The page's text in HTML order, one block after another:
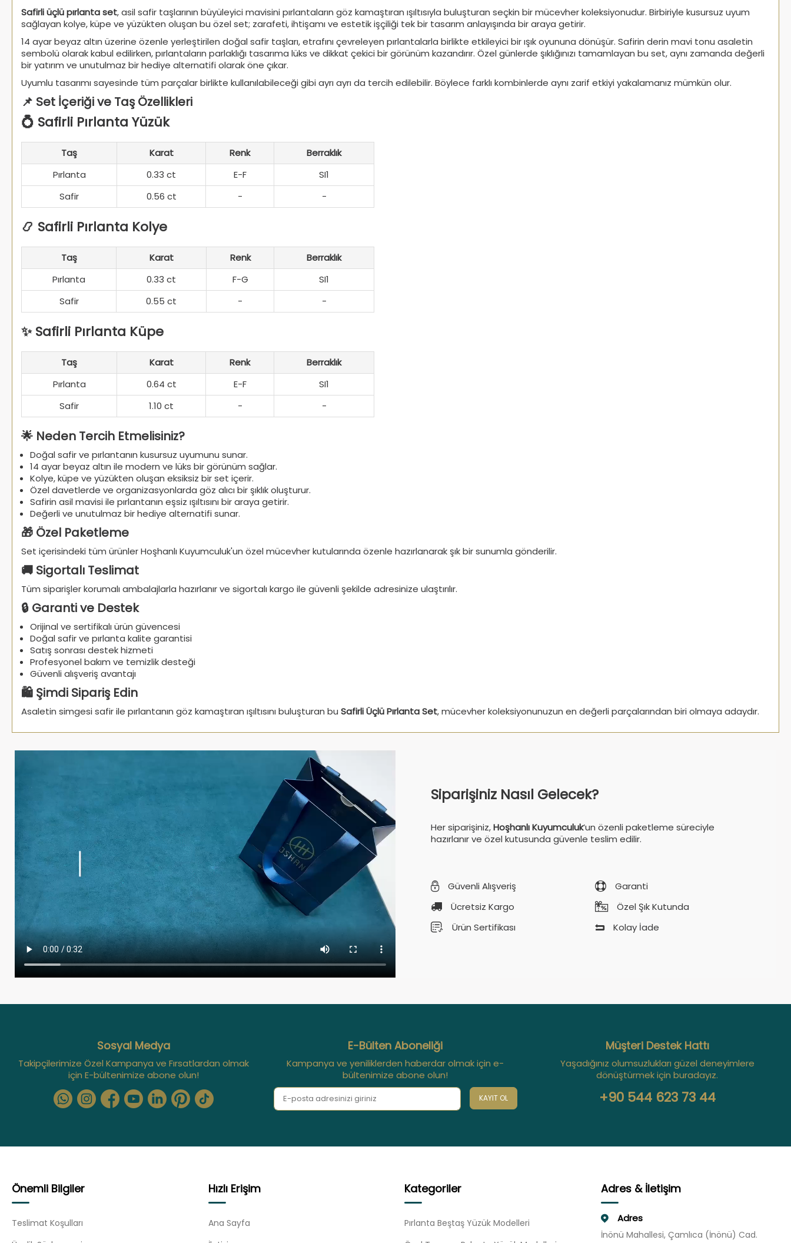
Safirli üçlü pırlanta set, asil safir taşlarının büyüleyici mavisini pırlantaların göz kamaştıran ışıltısıyla buluşturan seçkin bir mücevher koleksiyonudur. Birbiriyle kusursuz uyum
sağlayan kolye, küpe ve yüzükten oluşan bu özel set; zarafeti, ihtişamı ve estetik işçiliği tek bir tasarım anlayışında bir araya getirir.
14 ayar beyaz altın üzerine özenle yerleştirilen doğal safir taşları, etrafını çevreleyen pırlantalarla birlikte etkileyici bir ışık oyununa dönüşür. Safirin derin mavi tonu asaletin
sembolü olarak kabul edilirken, pırlantaların parlaklığı tasarıma lüks ve dikkat çekici bir görünüm kazandırır. Özel günlerde şıklığınızı tamamlayan bu set, aynı zamanda değerli
bir yatırım ve unutulmaz bir hediye alternatifi olarak öne çıkar.
Uyumlu tasarımı sayesinde tüm parçalar birlikte kullanılabileceği gibi ayrı ayrı da tercih edilebilir. Böylece farklı kombinlerde aynı zarif etkiyi yakalamanız mümkün olur.
📌 Set İçeriği ve Taş Özellikleri
💍 Safirli Pırlanta Yüzük
Taş Karat Renk
Berraklık
Pırlanta
0.33 ct E-F
SI1
Safir
0.56 ct - -
📿 Safirli Pırlanta Kolye
Taş Karat Renk
Berraklık
Pırlanta
0.33 ct F-G
SI1
Safir
0.55 ct - -
✨ Safirli Pırlanta Küpe
Taş Karat Renk
Berraklık
Pırlanta
0.64 ct E-F
SI1
Safir
1.10 ct - -
🌟 Neden Tercih Etmelisiniz?
Doğal safir ve pırlantanın kusursuz uyumunu sunar.
14 ayar beyaz altın ile modern ve lüks bir görünüm sağlar.
Kolye, küpe ve yüzükten oluşan eksiksiz bir set içerir.
Özel davetlerde ve organizasyonlarda göz alıcı bir şıklık oluşturur.
Safirin asil mavisi ile pırlantanın eşsiz ışıltısını bir araya getirir.
Değerli ve unutulmaz bir hediye alternatifi sunar.
🎁 Özel Paketleme
Set içerisindeki tüm ürünler Hoşhanlı Kuyumculuk'un özel mücevher kutularında özenle hazırlanarak şık bir sunumla gönderilir.
🚚 Sigortalı Teslimat
Tüm siparişler korumalı ambalajlarla hazırlanır ve sigortalı kargo ile güvenli şekilde adresinize ulaştırılır.
🔒 Garanti ve Destek
Orijinal ve sertifikalı ürün güvencesi
Doğal safir ve pırlanta kalite garantisi
Satış sonrası destek hizmeti
Profesyonel bakım ve temizlik desteği
Güvenli alışveriş avantajı
🛍️ Şimdi Sipariş Edin
Asaletin simgesi safir ile pırlantanın göz kamaştıran ışıltısını buluşturan bu Safirli Üçlü Pırlanta Set, mücevher koleksiyonunuzun en değerli parçalarından biri olmaya adaydır.
Siparişiniz Nasıl Gelecek?
Her siparişiniz,Hoşhanlı Kuyumculuk’un özenli paketleme süreciyle
hazırlanır ve özel kutusunda güvenle teslim edilir.
Güvenli Alışveriş
Garanti
Ücretsiz Kargo
Özel Şık Kutunda
Ürün Sertifikası
Kolay İade
Sosyal Medya
Takipçilerimize Özel Kampanya ve Fırsatlardan olmak
için E-bültenimize abone olun!
E-Bülten Aboneliği
Kampanya ve yeniliklerden haberdar olmak için e-
bültenimize abone olun!
KAYIT OL
Müşteri Destek Hattı
Yaşadığınız olumsuzlukları güzel deneyimlere
dönüştürmek için buradayız.
+90 544 623 73 44
Önemli Bilgiler
Teslimat Koşulları
Hızlı Erişim
Ana Sayfa
Kategoriler
Pırlanta Beştaş Yüzük Modelleri
Adres & İletişim
Adres
İnönü Mahallesi, Çamlıca (İnönü) Cad.